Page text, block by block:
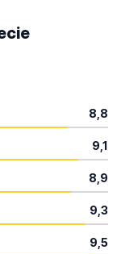
8,8
9,1
8,9
9,3
9,5